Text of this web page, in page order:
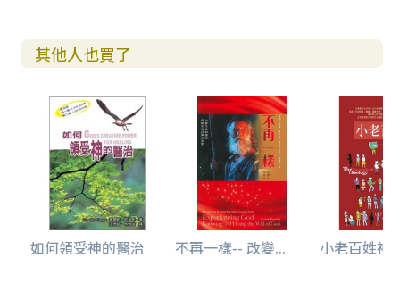
其他人也買了
如何領受神的醫治 不再一樣-- 改變... 小老百姓神